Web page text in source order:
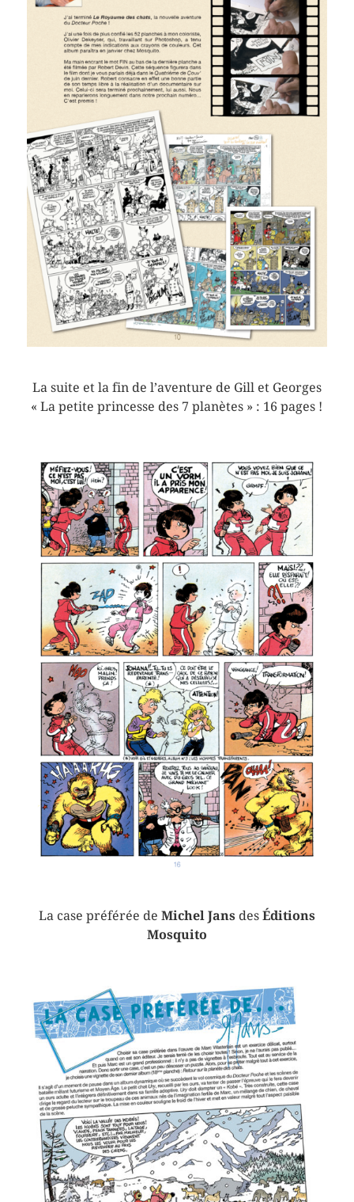
La suite et la fin de l’aventure de Gill et Georges
« La petite princesse des 7 planètes » : 16 pages !
La case préférée de Michel Jansdes Éditions
Mosquito